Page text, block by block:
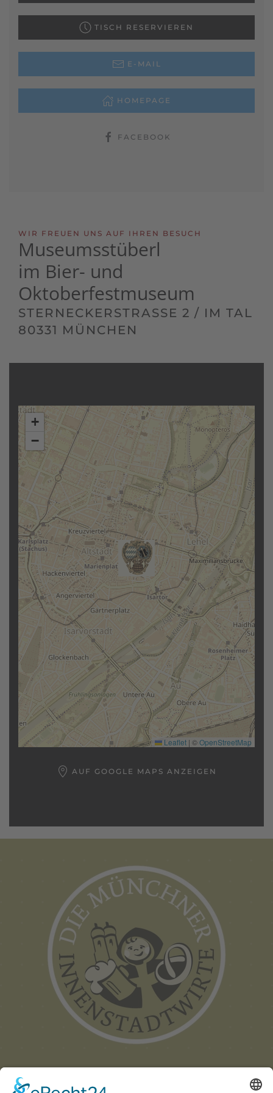
TISCH RESERVIEREN
E-MAIL
HOMEPAGE
FACEBOOK
WIR FREUEN UNS AUF IHREN BESUCH
Museumsstüberl
im Bier- und
Oktoberfestmuseum
STERNECKERSTRASSE 2 / IM TAL
80331 MÜNCHEN
+
−
Leaflet | ©OpenStreetMap
AUF GOOGLE MAPS ANZEIGEN